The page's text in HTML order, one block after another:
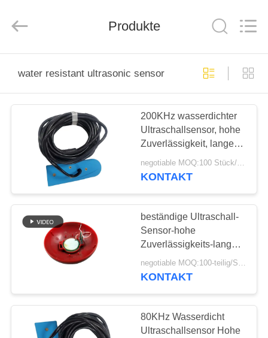
PRODUKTE
ÜBER
FABRIK-
AUSFLUG
QUALITÄTSKONTROLLE
TRETEN
SIE
Ltd..
Produkte
water resistant ultrasonic sensor
200KHz wasserdichter
Ultraschallsensor, hohe
Zuverlässigkeit, lange
Lebensdauer
negotiable MOQ:100 Stück/Stücke
KONTAKT
beständige Ultraschall-
Sensor-hohe
Zuverlässigkeits-lange
Nutzungsdauer des
Wasser-120KHz
negotiable MOQ:100-teilig/Stücke
KONTAKT
80KHz Wasserdicht
Ultraschallsensor Hohe